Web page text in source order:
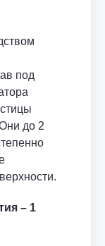
под
до 2
– 1